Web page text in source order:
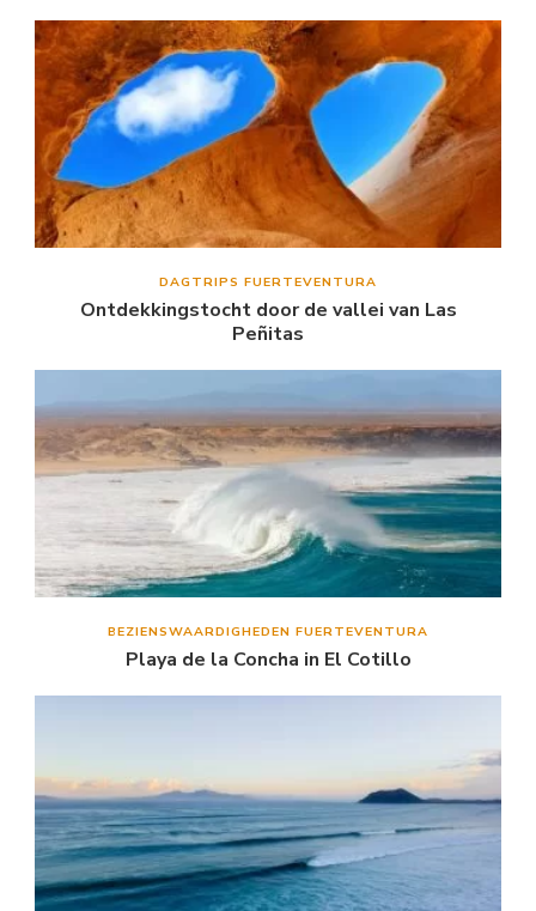
DAGTRIPS FUERTEVENTURA
Ontdekkingstocht door de vallei van Las
Peñitas
BEZIENSWAARDIGHEDEN FUERTEVENTURA
Playa de la Concha in El Cotillo